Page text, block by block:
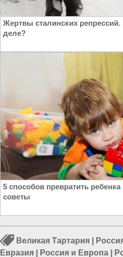
Жертвы сталинских
деле?
5 способов превратить
советы
Великая Тартария
Евразия
Россия и Европа